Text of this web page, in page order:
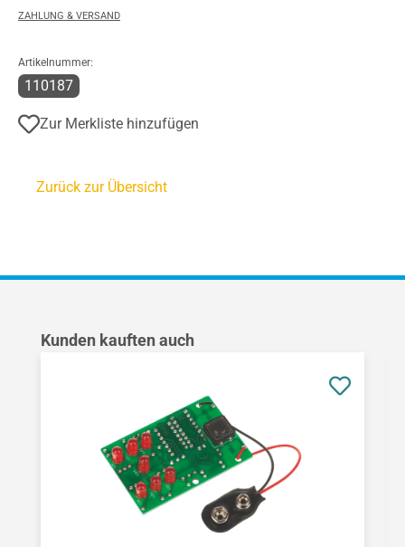
ZAHLUNG & VERSAND
Artikelnummer:
110187
Zur Merkliste hinzufügen
Zurück zur Übersicht
Produktgalerie überspringen
Kunden kauften auch